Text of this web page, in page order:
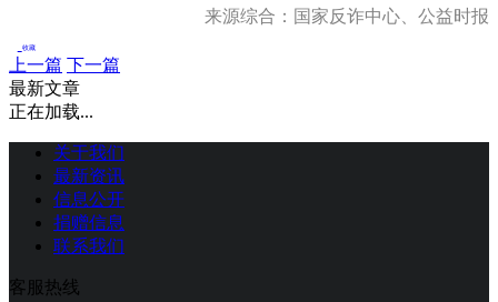
来源综合：国家反诈中心、公益时报
收藏
上一篇 下一篇
最新文章
正在加载...
关于我们
最新资讯
信息公开
捐赠信息
联系我们
客服热线